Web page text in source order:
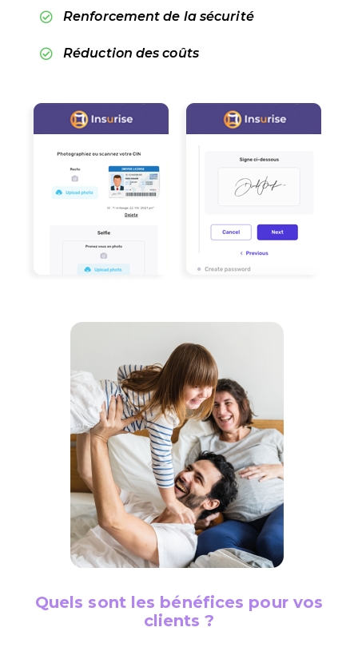
Renforcement de la sécurité
Réduction des coûts
Quels sont les bénéfices pour vos
clients ?